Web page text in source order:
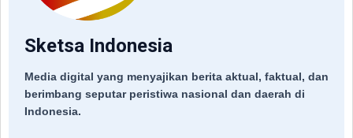
Sketsa Indonesia
Media digital yang menyajikan berita aktual, faktual, dan
berimbang seputar peristiwa nasional dan daerah di
Indonesia.